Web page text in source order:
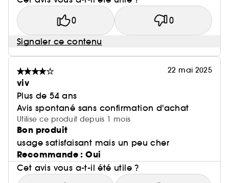
0 0
Signaler ce contenu
22 mai 2025
viv
Plus de 54 ans
Avis spontané sans confirmation d'achat
Utilise ce produit depuis 1 mois
Bon produit
usage satisfaisant mais un peu cher
Recommande : Oui
Cet avis vous a-t-il été utile ?